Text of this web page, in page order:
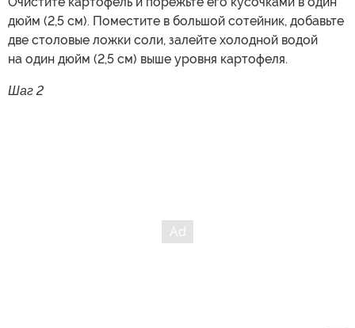
дюйм (2,5 см). Поместите в большой сотейник, добавьте
две столовые ложки соли, залейте холодной водой
на один дюйм (2,5 см) выше уровня картофеля.
Шаг 2